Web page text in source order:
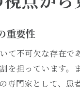
重要性
て不可欠な存在
を担っています
専門家として、患